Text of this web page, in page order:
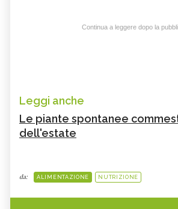
Continua a leggere dopo la
Leggi anche
Le piante spontanee
dell'estate
da: ALIMENTAZIONE NUTRIZIONE